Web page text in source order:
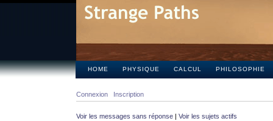
HOME PHYSIQUE CALCUL PHILOSOPHIE
Connexion Inscription
Voir les messages sans réponse | Voir les sujets actifs